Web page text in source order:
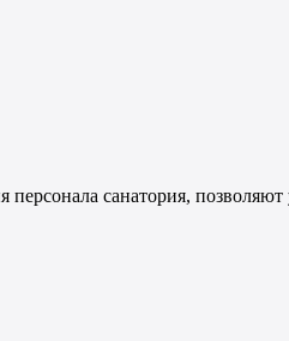
санатория,